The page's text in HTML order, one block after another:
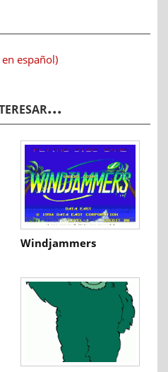
español)
Windjammers